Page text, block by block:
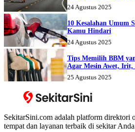
24 Agustus 2025
10 Kesalahan Umum
Kamu Hindari
24 Agustus 2025
Tips Memilih BBM
Agar Mesin Awet, Irit,
25 Agustus 2025
SekitarSini.com adalah platform direktori
tempat dan layanan terbaik di sekitar